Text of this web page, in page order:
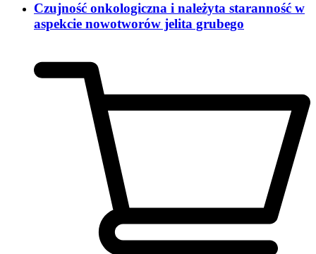
Czujność onkologiczna i należyta staranność w
aspekcie nowotworów jelita grubego